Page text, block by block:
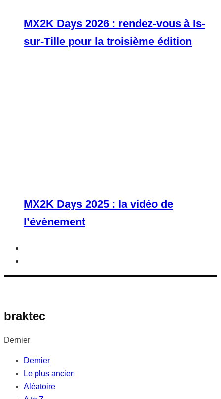
MX2K Days 2026 : rendez-vous à Is-
sur-Tille pour la troisième édition
MX2K Days 2025 : la vidéo de
l’évènement
braktec
Dernier
Dernier
Le plus ancien
Aléatoire